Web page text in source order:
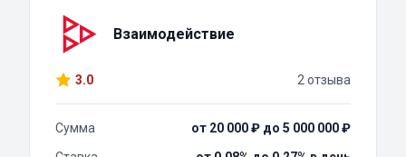
Взаимодействие
3.0 2 отзыва
Сумма
от 20 000 ₽ до 5 000 000 ₽